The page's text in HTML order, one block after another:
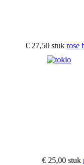
€ 27,50 stuk rose
€ 25,00 stuk